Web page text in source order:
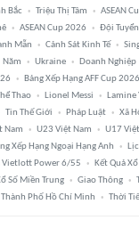
Bắc Triệu Thị Tâm ASEAN
ASEAN Cup 2026 Đội
Mẫn Cảnh Sát Kinh Tế
Năm Ukraine Doanh Nghiệp
Bảng Xếp Hạng AFF Cup 2026
Thao Lionel Messi Lamine
Tin Thế Giới Pháp Luật Xã
Nam U23 Việt Nam U17
Xếp Hạng Ngoại Hạng Anh
Vietlott Power 6/55 Kết Quả Xổ
Số Miền Trung Giao Thông
Phố Hồ Chí Minh Thời